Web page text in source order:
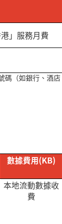
」服務月費
碼（如銀行、酒店
數據費用(KB)
本地流動數據收
費